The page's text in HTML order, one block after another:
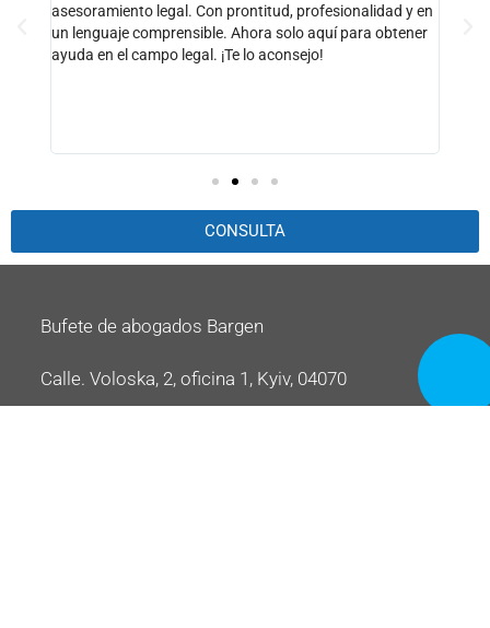
asesoramiento legal. Con prontitud, profesionalidad y en
un lenguaje comprensible. Ahora solo aquí para obtener
ayuda en el campo legal. ¡Te lo aconsejo!
CONSULTA
Bufete de abogados Bargen
Calle. Voloska, 2, oficina 1, Kyiv, 04070